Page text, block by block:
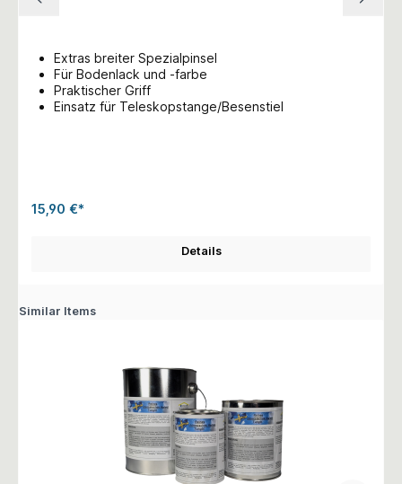
Extras breiter Spezialpinsel
Für Bodenlack und -farbe
Praktischer Griff
Einsatz für Teleskopstange/Besenstiel
15,90 €*
Details
Similar Items